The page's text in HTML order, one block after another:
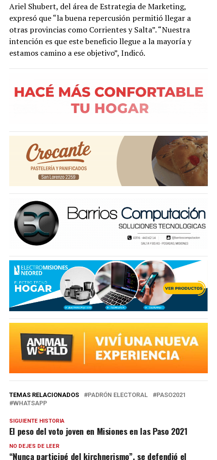
Ariel Shubert, del área de Estrategia de Marketing,
expresó que “la buena repercusión permitió llegar a
otras provincias como Corrientes y Salta”. “Nuestra
intención es que este beneficio llegue a la mayoría y
estamos camino a ese objetivo”, Indicó.
TEMAS RELACIONADOS PADRÓN ELECTORAL
PASO2021
WHATSAPP
SIGUIENTE HISTORIA
El peso del voto joven en Misiones en las Paso 2021
NO DEJES DE LEER
“Nunca participé del kirchnerismo”, se defendió el